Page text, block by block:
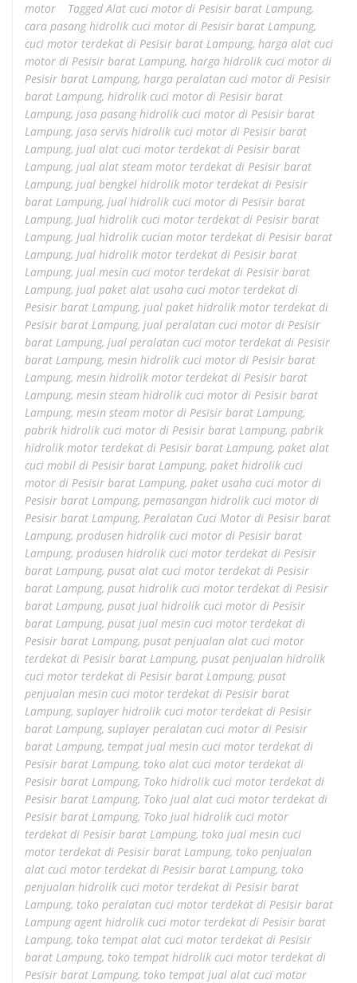
motor
TaggedAlat cuci motor di Pesisir barat Lampung,
cara pasang hidrolik cuci motor di Pesisir barat Lampung,
cuci motor terdekat di Pesisir barat Lampung, harga alat cuci
motor di Pesisir barat Lampung, harga hidrolik cuci motor di
Pesisir barat Lampung, harga peralatan cuci motor di Pesisir
barat Lampung, hidrolik cuci motor di Pesisir barat
Lampung, jasa pasang hidrolik cuci motor di Pesisir barat
Lampung, jasa servis hidrolik cuci motor di Pesisir barat
Lampung, jual alat cuci motor terdekat di Pesisir barat
Lampung, jual alat steam motor terdekat di Pesisir barat
Lampung, jual bengkel hidrolik motor terdekat di Pesisir
barat Lampung, jual hidrolik cuci motor di Pesisir barat
Lampung, Jual hidrolik cuci motor terdekat di Pesisir barat
Lampung, Jual hidrolik cucian motor terdekat di Pesisir barat
Lampung, Jual hidrolik motor terdekat di Pesisir barat
Lampung, jual mesin cuci motor terdekat di Pesisir barat
Lampung, jual paket alat usaha cuci motor terdekat di
Pesisir barat Lampung, jual paket hidrolik motor terdekat di
Pesisir barat Lampung, jual peralatan cuci motor di Pesisir
barat Lampung, jual peralatan cuci motor terdekat di Pesisir
barat Lampung, mesin hidrolik cuci motor di Pesisir barat
Lampung, mesin hidrolik motor terdekat di Pesisir barat
Lampung, mesin steam hidrolik cuci motor di Pesisir barat
Lampung, mesin steam motor di Pesisir barat Lampung,
pabrik hidrolik cuci motor di Pesisir barat Lampung, pabrik
hidrolik motor terdekat di Pesisir barat Lampung, paket alat
cuci mobil di Pesisir barat Lampung, paket hidrolik cuci
motor di Pesisir barat Lampung, paket usaha cuci motor di
Pesisir barat Lampung, pemasangan hidrolik cuci motor di
Pesisir barat Lampung, Peralatan Cuci Motor di Pesisir barat
Lampung, produsen hidrolik cuci motor di Pesisir barat
Lampung, produsen hidrolik cuci motor terdekat di Pesisir
barat Lampung, pusat alat cuci motor terdekat di Pesisir
barat Lampung, pusat hidrolik cuci motor terdekat di Pesisir
barat Lampung, pusat jual hidrolik cuci motor di Pesisir
barat Lampung, pusat jual mesin cuci motor terdekat di
Pesisir barat Lampung, pusat penjualan alat cuci motor
terdekat di Pesisir barat Lampung, pusat penjualan hidrolik
cuci motor terdekat di Pesisir barat Lampung, pusat
penjualan mesin cuci motor terdekat di Pesisir barat
Lampung, suplayer hidrolik cuci motor terdekat di Pesisir
barat Lampung, suplayer peralatan cuci motor di Pesisir
barat Lampung, tempat jual mesin cuci motor terdekat di
Pesisir barat Lampung, toko alat cuci motor terdekat di
Pesisir barat Lampung, Toko hidrolik cuci motor terdekat di
Pesisir barat Lampung, Toko jual alat cuci motor terdekat di
Pesisir barat Lampung, Toko jual hidrolik cuci motor
terdekat di Pesisir barat Lampung, toko jual mesin cuci
motor terdekat di Pesisir barat Lampung, toko penjualan
alat cuci motor terdekat di Pesisir barat Lampung, toko
penjualan hidrolik cuci motor terdekat di Pesisir barat
Lampung, toko peralatan cuci motor terdekat di Pesisir barat
Lampung agent hidrolik cuci motor terdekat di Pesisir barat
Lampung, toko tempat alat cuci motor terdekat di Pesisir
barat Lampung, toko tempat hidrolik cuci motor terdekat di
Pesisir barat Lampung, toko tempat jual alat cuci motor